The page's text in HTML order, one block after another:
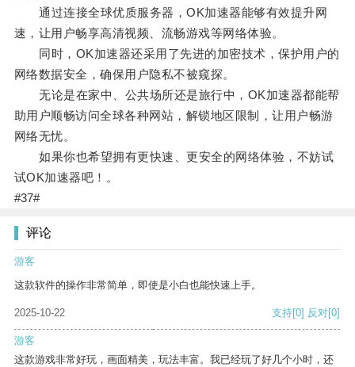
通过连接全球优质服务器，OK加速器能够有效提升网
速，让用户畅享高清视频、流畅游戏等网络体验。
同时，OK加速器还采用了先进的加密技术，保护用户的
网络数据安全，确保用户隐私不被窥探。
无论是在家中、公共场所还是旅行中，OK加速器都能帮
助用户顺畅访问全球各种网站，解锁地区限制，让用户畅游
网络无忧。
如果你也希望拥有更快速、更安全的网络体验，不妨试
试OK加速器吧！。
#37#
评论
游客
这款软件的操作非常简单，即使是小白也能快速上手。
2025-10-22 支持[0] 反对[0]
游客
这款游戏非常好玩，画面精美，玩法丰富。我已经玩了好几个小时，还